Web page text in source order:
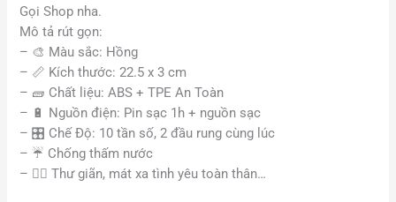
Gọi Shop nha.
Mô tả rút gọn:
– 🎨 Màu sắc: Hồng
– 📏 Kích thước: 22.5 x 3 cm
– 🧱 Chất liệu: ABS + TPE An Toàn
– 🔋 Nguồn điện: Pin sạc 1h + nguồn sạc
– 🎛️ Chế Độ: 10 tần số, 2 đầu rung cùng lúc
–☔ Chống thấm nước
– 🧘‍♀️ Thư giãn, mát xa tình yêu toàn thân…